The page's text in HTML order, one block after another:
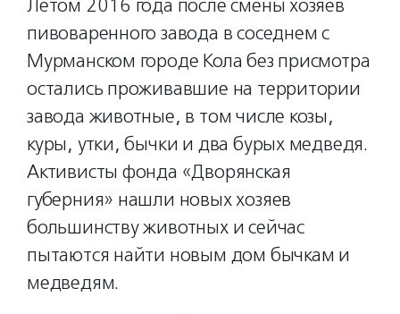
Летом 2016 года после смены хозяев
пивоваренного завода в соседнем с
Мурманском городе Кола без присмотра
остались проживавшие на территории
завода животные, в том числе козы,
куры, утки, бычки и два бурых медведя.
Активисты фонда «Дворянская
губерния» нашли новых хозяев
большинству животных и сейчас
пытаются найти новым дом бычкам и
медведям.